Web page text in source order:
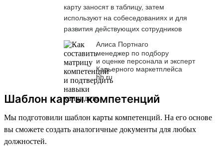
карту заносят в таблицу, затем
используют на собеседованиях и для
развития действующих сотрудников
Алиса Портнаго
менеджер по подбору
и оценке персонала и эксперт
Карьерного маркетплейса
hh.ru
Шаблон карты компетенций
Мы подготовили шаблон карты компетенций. На его основе
вы сможете создать аналогичные документы для любых
должностей.